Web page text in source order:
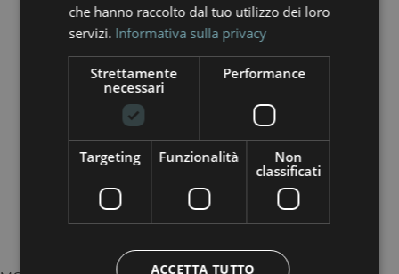
Dove trovarci
che hanno raccolto dal tuo utilizzo dei loro
servizi. Informativa sulla privacy
Strettamente
necessari
Performance
Targeting Funzionalità
Non
classificati
ACCETTA TUTTO